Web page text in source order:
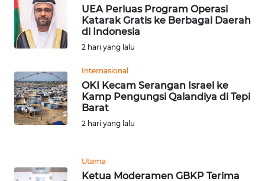
UEA Perluas Program Operasi
Katarak Gratis ke Berbagai Daerah
di Indonesia
2 hari yang lalu
Internasional
OKI Kecam Serangan Israel ke
Kamp Pengungsi Qalandiya di Tepi
Barat
2 hari yang lalu
Utama
Ketua Moderamen GBKP Terima
RIAU
WN
WN
JAMBI
WN